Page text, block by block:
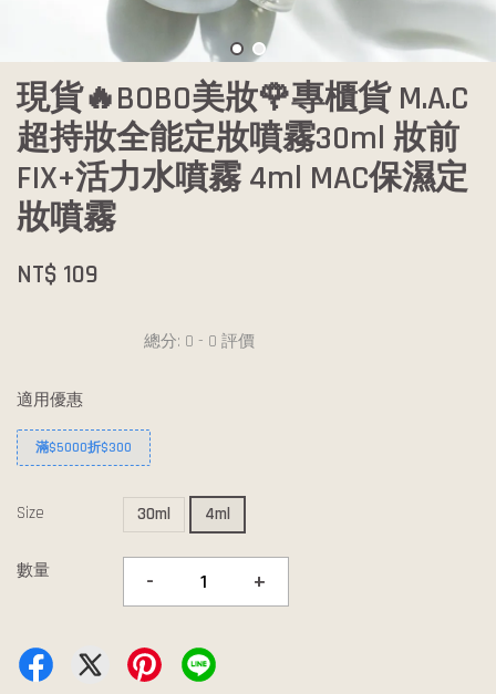
現貨🔥BOBO美妝🌹專櫃貨 M.A.C
超持妝全能定妝噴霧30ml 妝前
FIX+活力水噴霧 4ml MAC保濕定
妝噴霧
NT$ 109
總分: 0 - 0 評價
適用優惠
滿$5000折$300
Size 30ml 4ml
數量 - +